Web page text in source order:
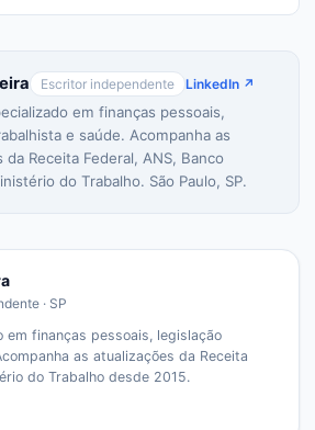
Escritor independente LinkedIn ↗
em finanças pessoais,
e saúde. Acompanha as
da Receita Federal, ANS, Banco
do Trabalho. São Paulo, SP.
· SP
em finanças pessoais, legislação
as atualizações da Receita
do Trabalho desde 2015.